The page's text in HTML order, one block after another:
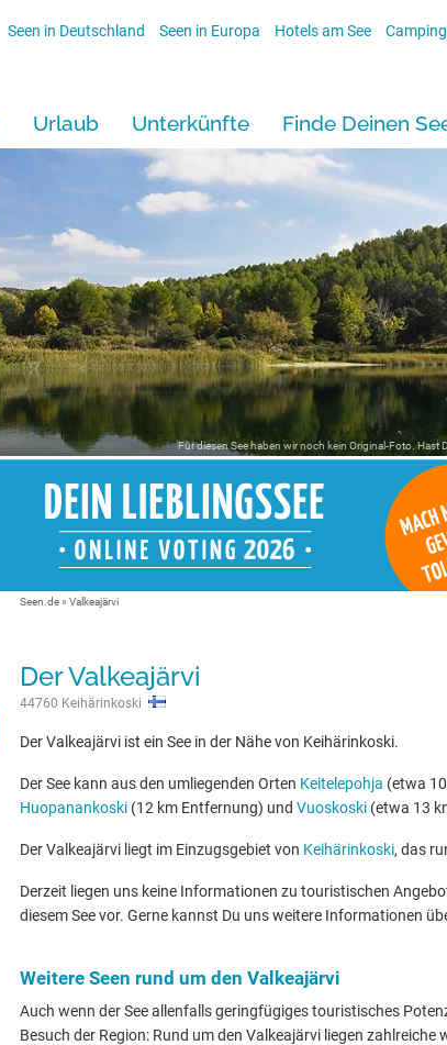
Seen in Deutschland Seen in Europa Hotels am See
Urlaub Unterkünfte Finde Deinen
Für diesen See haben wir noch kein Original-Foto. Hast
Seen.de» Valkeajärvi
Der Valkeajärvi
44760 Keihärinkoski
Der Valkeajärvi ist ein See in der Nähe von Keihärinkoski.
Der See kann aus den umliegenden Orten Keitelepohja (etwa
Huopanankoski (12 km Entfernung) und Vuoskoski (etwa 13
Der Valkeajärvi liegt im Einzugsgebiet von Keihärinkoski, das
Derzeit liegen uns keine Informationen zu touristischen
diesem See vor. Gerne kannst Du uns weitere Informationen
Weitere Seen rund um den Valkeajärvi
Auch wenn der See allenfalls geringfügiges touristisches
Besuch der Region: Rund um den Valkeajärvi liegen zahlreiche